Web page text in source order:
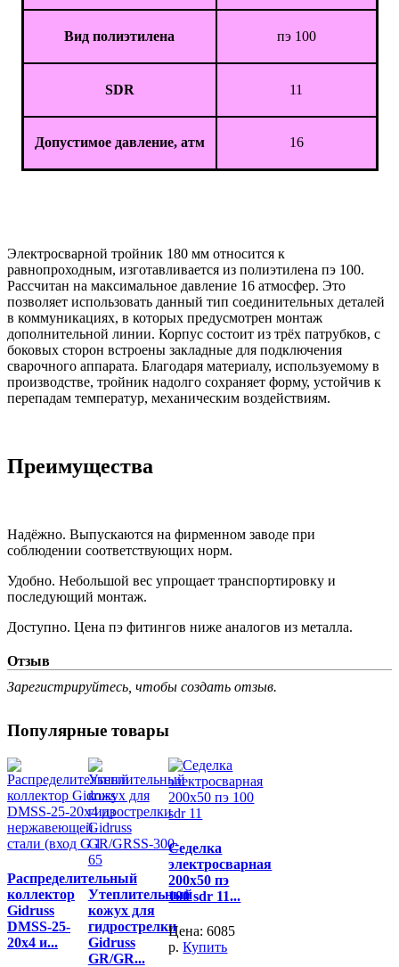
Вид полиэтилена пэ 100
SDR 11
Допустимое давление, атм 16
Электросварной тройник 180 мм относится к
равнопроходным, изготавливается из полиэтилена пэ 100.
Рассчитан на максимальное давление 16 атмосфер. Это
позволяет использовать данный тип соединительных деталей
в коммуникациях, в которых предусмотрен монтаж
дополнительной линии. Корпус состоит из трёх патрубков, с
боковых сторон встроены закладные для подключения
сварочного аппарата. Благодаря материалу, используемому в
производстве, тройник надолго сохраняет форму, устойчив к
перепадам температур, механическим воздействиям.
Преимущества
Надёжно. Выпускаются на фирменном заводе при
соблюдении соответствующих норм.
Удобно. Небольшой вес упрощает транспортировку и
последующий монтаж.
Доступно. Цена пэ фитингов ниже аналогов из металла.
Отзыв
Зарегистрируйтесь, чтобы создать отзыв.
Популярные товары
Распределительный
коллектор
Gidruss
DMSS-25-
20x4 и...
Утеплительный
кожух для
гидрострелки
Gidruss
GR/GR...
Седелка
электросварная
200x50 пэ
100 sdr 11...
Цена: 6085
р. Купить